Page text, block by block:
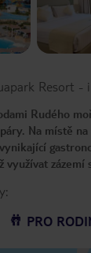
Resort -
Rudého
Na místě
využívat
PRO